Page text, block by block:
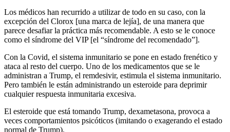
Los médicos han recurrido a utilizar de todo en su caso, con la
excepción del Clorox [una marca de lejía], de una manera que
parece desafiar la práctica más recomendable. A esto se le conoce
como el síndrome del VIP [el “síndrome del recomendado”].
Con la Covid, el sistema inmunitario se pone en estado frenético y
ataca al resto del cuerpo. Uno de los medicamentos que se le
administran a Trump, el remdesivir, estimula el sistema inmunitario.
Pero también le están administrando un esteroide para deprimir
cualquier respuesta inmunitaria excesiva.
El esteroide que está tomando Trump, dexametasona, provoca a
veces comportamientos psicóticos (imitando o exagerando el estado
normal de Trump).